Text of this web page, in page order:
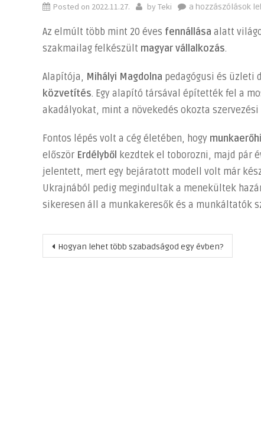
Posted on 2022.11.27. by Teki
Valóban
a
Jobtain
a hozzászólások
Az elmúlt több mint 20 éves fennállása alatt
szakmailag felkészült magyar vállalkozás.
Alapítója, Mihályi Magdolna pedagógusi és üzleti
közvetítés. Egy alapító társával építették fel a
akadályokat, mint a növekedés okozta
Fontos lépés volt a cég életében, hogy
először Erdélyből kezdtek el toborozni, majd pár
jelentett, mert egy bejáratott modell volt már
Ukrajnából pedig megindultak a menekültek
sikeresen áll a munkakeresők és a munkáltatók
Bejegyzés
Hogyan lehet több szabadságod egy évben?